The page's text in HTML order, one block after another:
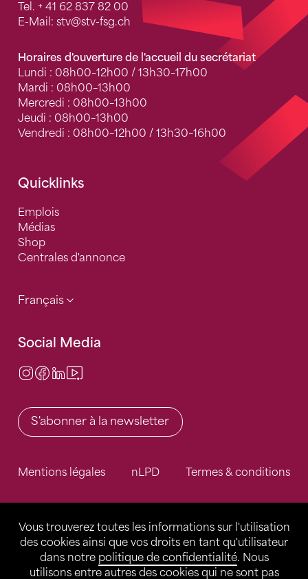
Vous trouverez toutes les informations sur l'utilisation
des cookies ainsi que vos droits en tant qu'utilisateur
dans notre politique de confidentialité. Nous
utilisons entre autres des cookies qui ne sont pas
Tel. + 41 62 837 82 00
E-Mail: stv@stv-fsg.ch
Horaires d'ouverture de l'accueil du secrétariat
Lundi : 08h00–12h00 / 13h30–17h00
Mardi : 08h00–13h00
Mercredi : 08h00–13h00
Jeudi : 08h00–13h00
Vendredi : 08h00–12h00 / 13h30–16h00
Quicklinks
Emplois
Médias
Shop
Centrales d'annonce
Français
Social Media
Instagram
Facebook
LinkedIn
S'abonner à la newsletter
Mentions légales nLPD Termes & conditions